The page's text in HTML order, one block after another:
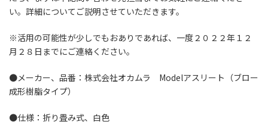
い。詳細についてご説明させていただきます。
※活用の可能性が少しでもおありであれば、一度２０２２年１２
月２８日までにご連絡ください。
●メーカー、品番：株式会社オカムラ Modelアスリート（ブロー
成形樹脂タイプ）
●仕様：折り畳み式、白色